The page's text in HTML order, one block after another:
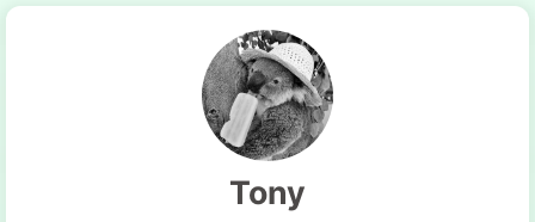
Tony